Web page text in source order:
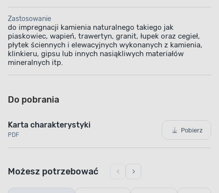
Zastosowanie
do impregnacji kamienia naturalnego takiego jak
piaskowiec, wapień, trawertyn, granit, łupek oraz cegieł,
płytek ściennych i elewacyjnych wykonanych z kamienia,
klinkieru, gipsu lub innych nasiąkliwych materiałów
mineralnych itp.
Do pobrania
Karta charakterystyki
PDF
Pobierz
Możesz potrzebować